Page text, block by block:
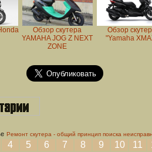
Обзор скутера
YAMAHA JOG Z NEXT
ZONE
Обзор
"Yamaha
Ремонт скутера - общий принцип поиска
4 5 6 7 8 9 10 11